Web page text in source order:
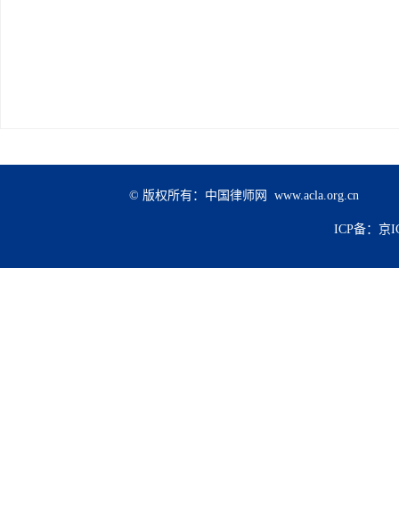
© 版权所有：中国律师网 www.acla.org.cn
ICP备：京